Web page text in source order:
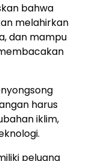
bahwa
melahirkan
dan mampu
harus
iklim,
peluang